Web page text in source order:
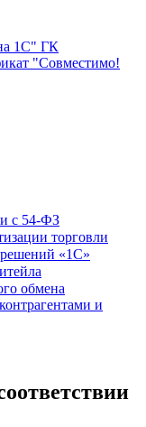
1С" ГК
"Совместимо!
с 54-ФЗ
торговли
решений «1С»
обмена
и